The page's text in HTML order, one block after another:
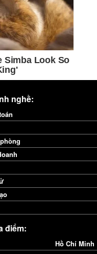
nghề:
điểm:
Hồ Chí Minh